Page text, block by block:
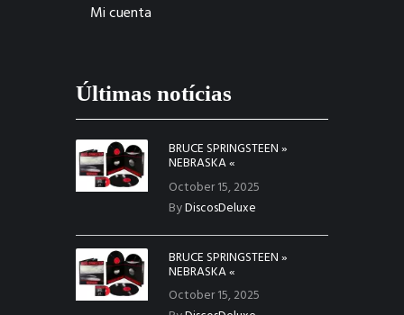
Mi cuenta
Últimas notícias
BRUCE SPRINGSTEEN »
NEBRASKA «
October 15, 2025
ByDiscosDeluxe
BRUCE SPRINGSTEEN »
NEBRASKA «
October 15, 2025